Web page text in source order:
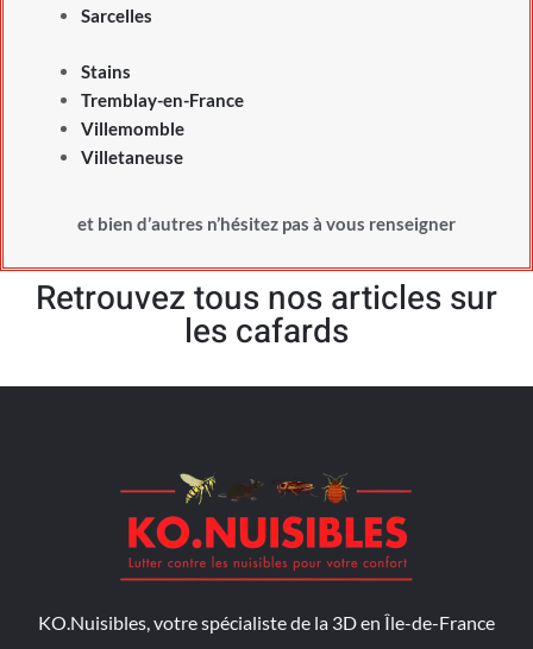
Sarcelles
Stains
Tremblay-en-France
Villemomble
Villetaneuse
et bien d’autres n’hésitez pas à vous renseigner
Retrouvez tous nos articles sur
les cafards
KO.Nuisibles, votre spécialiste de la 3D en Île-de-France